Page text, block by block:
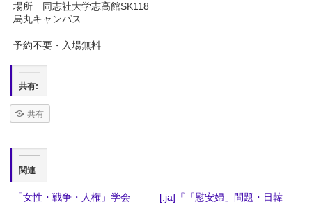
場所 同志社大学志高館SK118
烏丸キャンパス
予約不要・入場無料
共有:
共有
関連
「女性・戦争・人権」学会
[:ja]『「慰安婦」問題・日韓